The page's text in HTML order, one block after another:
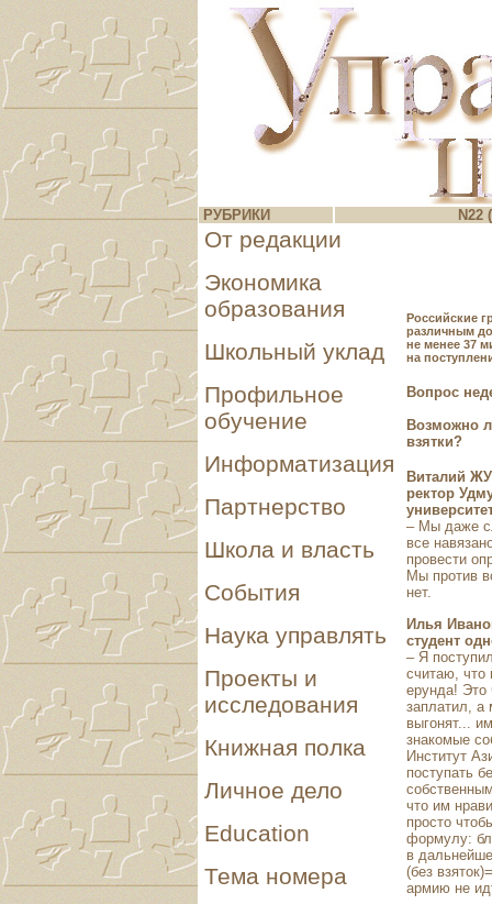
РУБРИКИ N22
От редакции
Экономика
образования
Школьный уклад
Профильное
обучение
Информатизация
Партнерство
Школа и власть
События
Наука управлять
Проекты и
исследования
Книжная полка
Личное дело
Education
Тема номера
Российские
различным
не менее 37
на
Вопрос
Возможно
взятки?
Виталий
ректор
– Мы даже
все
провести
Мы против
нет.
Илья
студент
– Я
считаю, что
ерунда! Это
заплатил, а
выгонят...
знакомые
Институт
поступать
что им
просто
формулу:
в
(без
армию не